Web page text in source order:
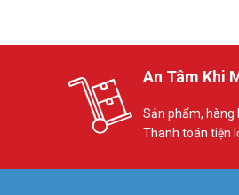
An Tâm Khi
Sản phẩm, hàng
Thanh toán tiện